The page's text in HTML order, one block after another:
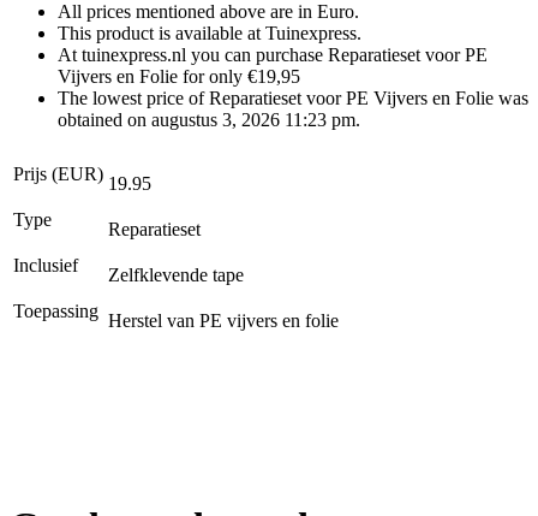
All prices mentioned above are in Euro.
This product is available at Tuinexpress.
At tuinexpress.nl you can purchase Reparatieset voor PE
Vijvers en Folie for only €19,95
The lowest price of Reparatieset voor PE Vijvers en Folie was
obtained on augustus 3, 2026 11:23 pm.
Prijs (EUR) 19.95
Type
Reparatieset
Inclusief
Zelfklevende tape
Toepassing Herstel van PE vijvers en folie